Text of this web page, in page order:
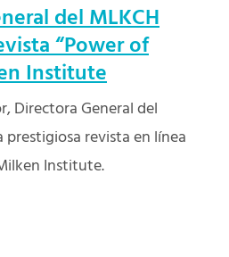
del MLKCH
“Power of
Institute
Directora General del
prestigiosa revista en línea
Institute.